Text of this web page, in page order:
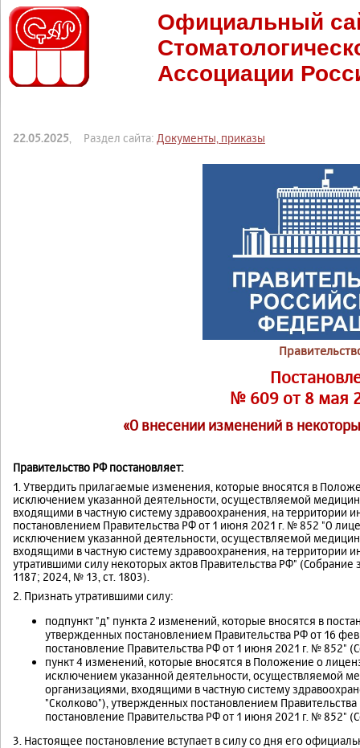
Официальный
Ассоциации
22.05.2025 , Раздел сайта: Документы, приказы
№ 609 от 8 мая
«О внесении изменений в
Правительство РФ постановляет:
1. Утвердить прилагаемые изменения, которые вносятся в
исключением указанной деятельности, осуществляемой
входящими в частную систему здравоохранения, на территории
постановлением Правительства РФ от 1 июня 2021 г. № 852 "О
исключением указанной деятельности, осуществляемой
входящими в частную систему здравоохранения, на территории
утратившими силу некоторых актов Правительства РФ"
1187; 2024, № 13, ст. 1803).
2. Признать утратившими силу:
подпункт "д" пункта 2 изменений, которые вносятся в
утвержденных постановлением Правительства РФ от 16
постановление Правительства РФ от 1 июня 2021 г. № 852"
пункт 4 изменений, которые вносятся в Положение о
исключением указанной деятельности, осуществляемой
организациями, входящими в частную систему
"Сколково"), утвержденных постановлением
постановление Правительства РФ от 1 июня 2021 г. № 852"
3. Настоящее постановление вступает в силу со дня его